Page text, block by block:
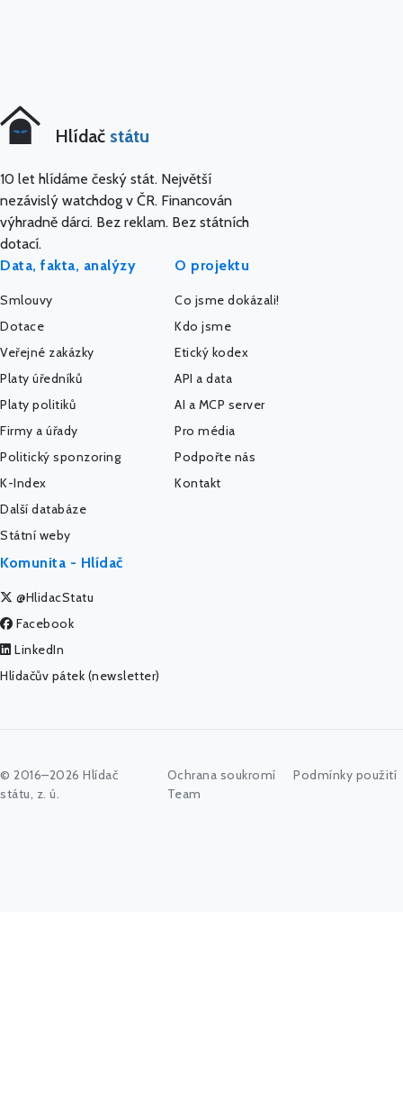
Hlídač státu
10 let hlídáme český stát. Největší
nezávislý watchdog v ČR. Financován
výhradně dárci. Bez reklam. Bez státních
dotací.
Data, fakta, analýzy
Smlouvy
Dotace
Veřejné zakázky
Platy úředníků
Platy politiků
Firmy a úřady
Politický sponzoring
K-Index
Další databáze
Státní weby
O projektu
Co jsme dokázali!
Kdo jsme
Etický kodex
API a data
AI a MCP server
Pro média
Podpořte nás
Kontakt
Komunita - Hlídač
@HlidacStatu
Facebook
LinkedIn
Hlídačův pátek (newsletter)
© 2016–2026 Hlídač
státu, z. ú.
Ochrana soukromí
Podmínky použití
Team